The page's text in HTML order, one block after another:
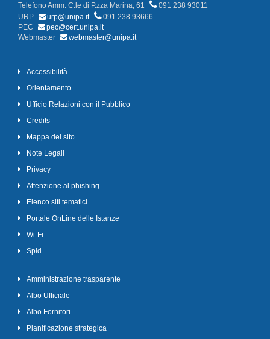
Telefono Amm. C.le di P.zza Marina, 61
091 238 93011
URP
urp@unipa.it
091 238 93666
PEC
pec@cert.unipa.it
Webmaster
webmaster@unipa.it
Accessibilità
Orientamento
Ufficio Relazioni con il Pubblico
Credits
Mappa del sito
Note Legali
Privacy
Attenzione al phishing
Elenco siti tematici
Portale OnLine delle Istanze
Wi-Fi
Spid
Amministrazione trasparente
Albo Ufficiale
Albo Fornitori
Pianificazione strategica